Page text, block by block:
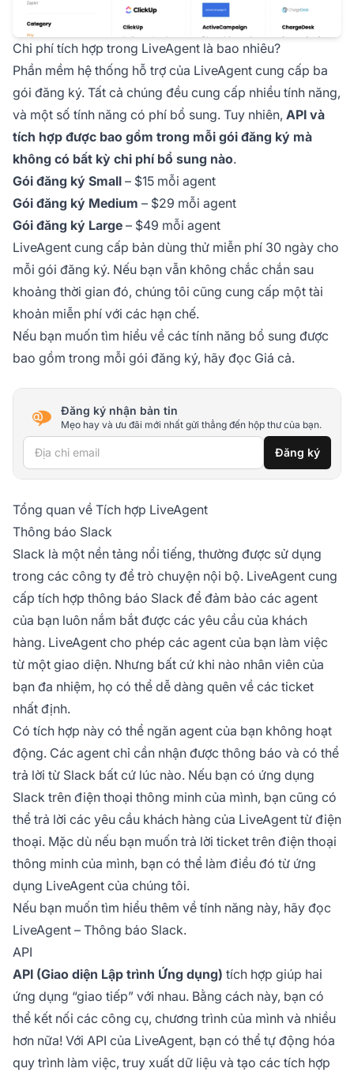
Chi phí tích hợp trong LiveAgent là bao nhiêu?
Phần mềm hệ thống hỗ trợ của LiveAgent cung cấp ba
gói đăng ký. Tất cả chúng đều cung cấp nhiều tính năng,
và một số tính năng có phí bổ sung. Tuy nhiên, API và
tích hợp được bao gồm trong mỗi gói đăng ký mà
không có bất kỳ chi phí bổ sung nào.
Gói đăng ký Small – $15 mỗi agent
Gói đăng ký Medium – $29 mỗi agent
Gói đăng ký Large – $49 mỗi agent
LiveAgent cung cấp bản dùng thử miễn phí 30 ngày cho
mỗi gói đăng ký. Nếu bạn vẫn không chắc chắn sau
khoảng thời gian đó, chúng tôi cũng cung cấp một tài
khoản miễn phí với các hạn chế.
Nếu bạn muốn tìm hiểu về các tính năng bổ sung được
bao gồm trong mỗi gói đăng ký, hãy đọc Giá cả.
Đăng ký nhận bản tin
Mẹo hay và ưu đãi mới nhất gửi thẳng đến hộp thư của bạn.
Địa chỉ email Đăng ký
Tổng quan về Tích hợp LiveAgent
Thông báo Slack
Slack là một nền tảng nổi tiếng, thường được sử dụng
trong các công ty để trò chuyện nội bộ. LiveAgent cung
cấp tích hợp thông báo Slack để đảm bảo các agent
của bạn luôn nắm bắt được các yêu cầu của khách
hàng. LiveAgent cho phép các agent của bạn làm việc
từ một giao diện. Nhưng bất cứ khi nào nhân viên của
bạn đa nhiệm, họ có thể dễ dàng quên về các ticket
nhất định.
Có tích hợp này có thể ngăn agent của bạn không hoạt
động. Các agent chỉ cần nhận được thông báo và có thể
trả lời từ Slack bất cứ lúc nào. Nếu bạn có ứng dụng
Slack trên điện thoại thông minh của mình, bạn cũng có
thể trả lời các yêu cầu khách hàng của LiveAgent từ điện
thoại. Mặc dù nếu bạn muốn trả lời ticket trên điện thoại
thông minh của mình, bạn có thể làm điều đó từ ứng
dụng LiveAgent của chúng tôi.
Nếu bạn muốn tìm hiểu thêm về tính năng này, hãy đọc
LiveAgent – Thông báo Slack.
API
API (Giao diện Lập trình Ứng dụng) tích hợp giúp hai
ứng dụng “giao tiếp” với nhau. Bằng cách này, bạn có
thể kết nối các công cụ, chương trình của mình và nhiều
hơn nữa! Với API của LiveAgent, bạn có thể tự động hóa
quy trình làm việc, truy xuất dữ liệu và tạo các tích hợp